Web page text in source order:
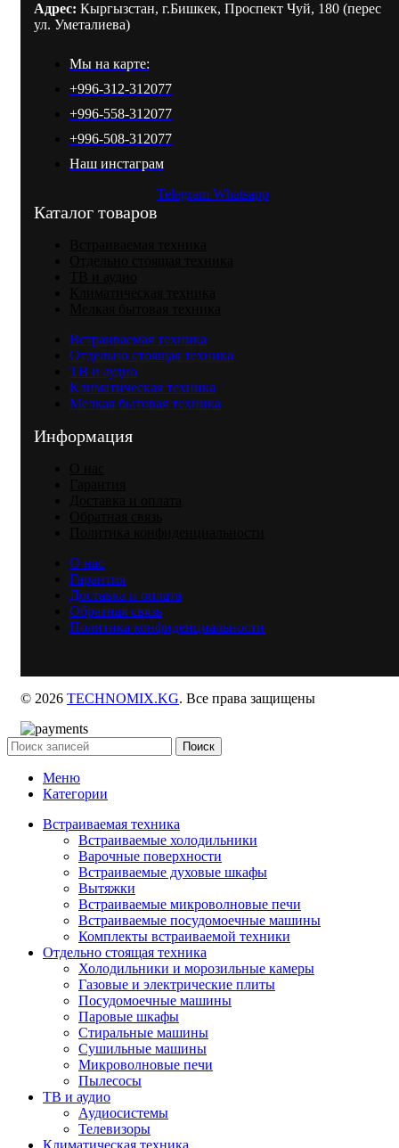
Адрес: Кыргызстан, г.Бишкек, Проспект Чуй, 180 (перес
ул. Уметалиева)
Мы на карте:
+996-312-312077
+996-558-312077
+996-508-312077
Наш инстаграм
Telegram Whatsapp
Каталог товаров
Встраиваемая техника
Отдельно стоящая техника
ТВ и аудио
Климатическая техника
Мелкая бытовая техника
Информация
О нас
Гарантия
Доставка и оплата
Обратная связь
Политика конфиденциальности
© 2026 TECHNOMIX.KG. Все права защищены
Поиск
Меню
Категории
Встраиваемая техника
Встраиваемые холодильники
Варочные поверхности
Встраиваемые духовые шкафы
Вытяжки
Встраиваемые микроволновые печи
Встраиваемые посудомоечные машины
Комплекты встраиваемой техники
Отдельно стоящая техника
Холодильники и морозильные камеры
Газовые и электрические плиты
Посудомоечные машины
Паровые шкафы
Стиральные машины
Сушильные машины
Микроволновые печи
Пылесосы
ТВ и аудио
Аудиосистемы
Телевизоры